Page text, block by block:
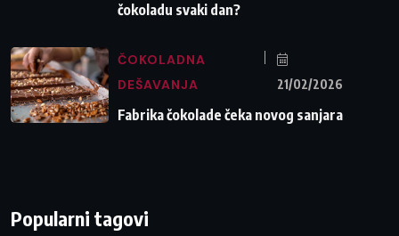
čokoladu svaki dan?
ČOKOLADNA
DEŠAVANJA
21/02/2026
Fabrika čokolade čeka novog sanjara
Popularni tagovi